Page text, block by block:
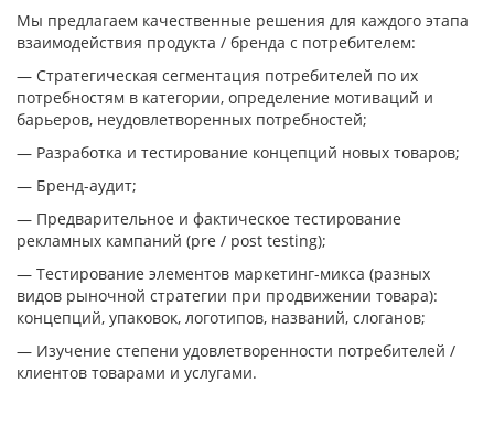
Мы предлагаем качественные решения для каждого этапа
взаимодействия продукта / бренда с потребителем:
— Стратегическая сегментация потребителей по их
потребностям в категории, определение мотиваций и
барьеров, неудовлетворенных потребностей;
— Разработка и тестирование концепций новых товаров;
— Бренд-аудит;
— Предварительное и фактическое тестирование
рекламных кампаний (pre / post testing);
— Тестирование элементов маркетинг-микса (разных
видов рыночной стратегии при продвижении товара):
концепций, упаковок, логотипов, названий, слоганов;
— Изучение степени удовлетворенности потребителей /
клиентов товарами и услугами.